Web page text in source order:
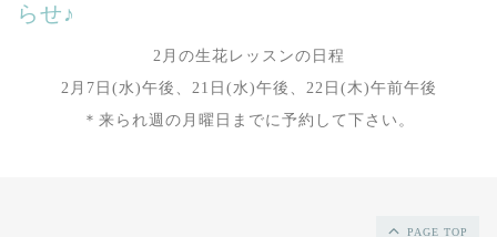
らせ♪
2月の生花レッスンの日程
2月7日(水)午後、21日(水)午後、22日(木)午前午後
＊来られ週の月曜日までに予約して下さい。
PAGE TOP